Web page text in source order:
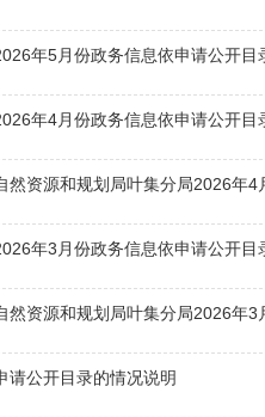
年5月份政务信息依申请公开目
年4月份政务信息依申请公开目
然资源和规划局叶集分局2026年
年3月份政务信息依申请公开目
然资源和规划局叶集分局2026年
请公开目录的情况说明